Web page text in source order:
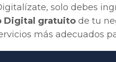
solo debes
Digital gratuito de tu
más adecuados